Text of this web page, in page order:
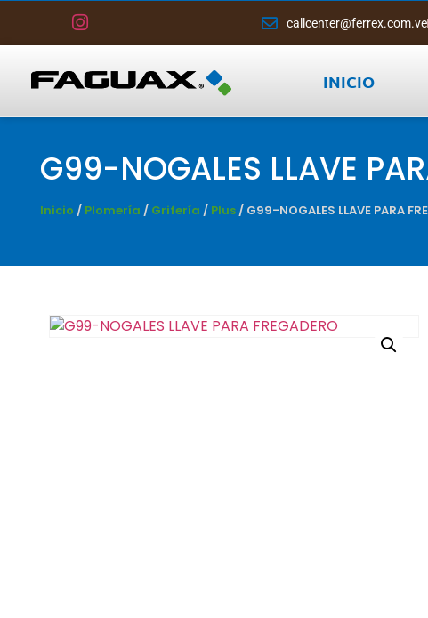
callcenter@ferrex.com.ve
INICIO
G99-NOGALES LLAVE
Inicio / Plomería / Grifería / Plus/ G99-NOGALES LLAVE PARA